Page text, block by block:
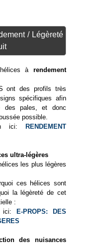
/ Légèreté
à rendement
ont des profils très
spécifiques afin
des pales, et donc
possible.
ici:
RENDEMENT
ultra-légères
les plus légères
ces hélices sont
la légèreté de cet
:
ici:
E-PROPS: DES
des nuisances